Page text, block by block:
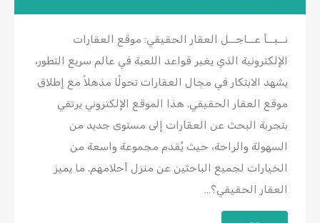
نــبــأ عــاجــل العقار الحقيقي: موقع العقارات
الإلكترونية الذي يغير قواعد اللعبة في عالم سريع التطور،
يشهد الابتكار في مجال العقارات تحولًا مذهلاً مع إطلاق
موقع العقار الحقيقي. هذا الموقع الإلكتروني يرتقي
بتجربة البحث عن العقارات إلى مستوى جديد من
السهولة والراحة، حيث يُقدم مجموعة واسعة من
الخيارات لجميع الباحثين عن منزل أحلامهم. ما يميز
العقار الحقيقي؟…